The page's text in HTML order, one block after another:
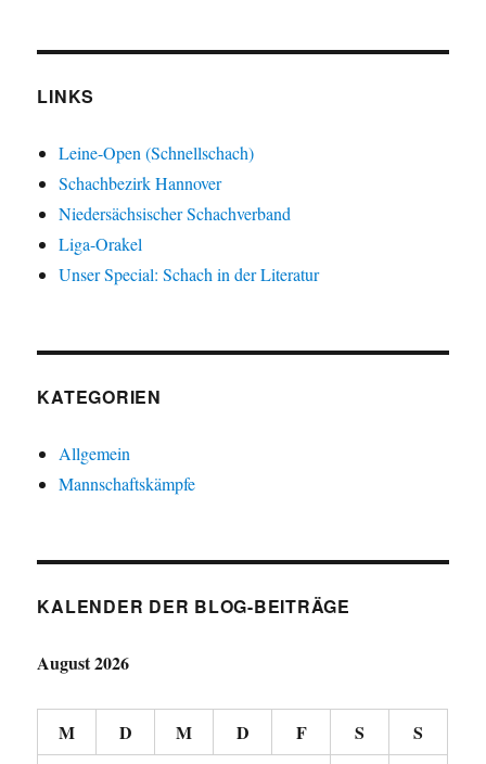
LINKS
Leine-Open (Schnellschach)
Schachbezirk Hannover
Niedersächsischer Schachverband
Liga-Orakel
Unser Special: Schach in der Literatur
KATEGORIEN
Allgemein
Mannschaftskämpfe
KALENDER DER BLOG-BEITRÄGE
August 2026
M D M D F S S